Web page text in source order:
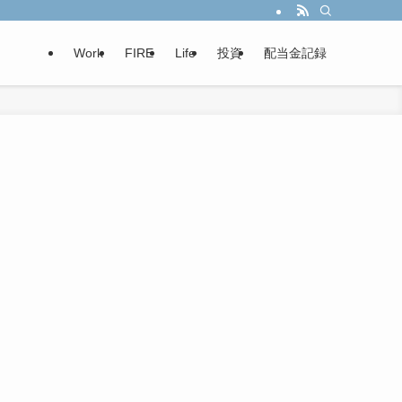
Work FIRE Life 投資 配当金記録